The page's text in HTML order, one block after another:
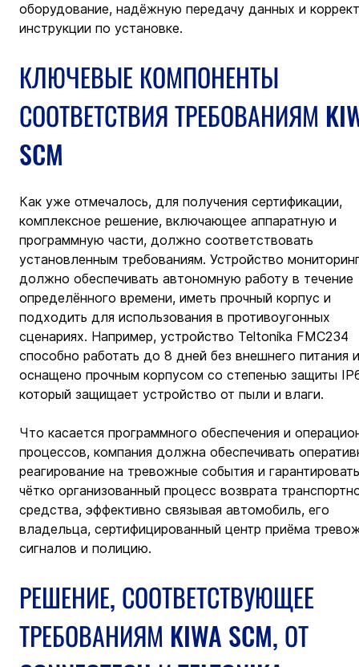
оборудование, надёжную передачу данных и
инструкции по установке.
КЛЮЧЕВЫЕ КОМПОНЕНТЫ
СООТВЕТСТВИЯ ТРЕБОВАНИЯМ
SCM
Как уже отмечалось, для получения сертификации,
комплексное решение, включающее аппаратную и
программную части, должно соответствовать
установленным требованиям. Устройство
должно обеспечивать автономную работу в течение
определённого времени, иметь прочный корпус и
подходить для использования в противоугонных
сценариях. Например, устройство Teltonika FMC234
способно работать до 8 дней без внешнего питания
оснащено прочным корпусом со степенью защиты
который защищает устройство от пыли и влаги.
Что касается программного обеспечения и
процессов, компания должна обеспечивать
реагирование на тревожные события и
чётко организованный процесс возврата
средства, эффективно связывая автомобиль, его
владельца, сертифицированный центр приёма
сигналов и полицию.
РЕШЕНИЕ, СООТВЕТСТВУЮЩЕЕ
ТРЕБОВАНИЯМ KIWA SCM, ОТ